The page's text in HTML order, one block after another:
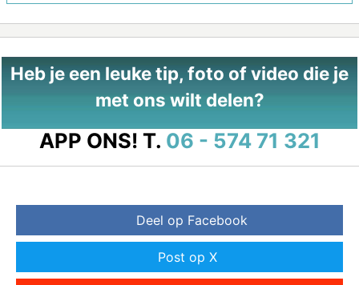
Heb je een leuke tip, foto of video die je
met ons wilt delen?
APP ONS! T. 06 - 574 71 321
Deel op Facebook
Post op X